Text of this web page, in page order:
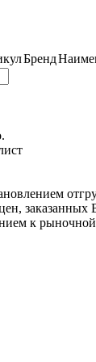
Бренд
заказанных
к